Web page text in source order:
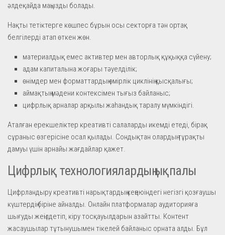
әлдеқайда маңызды болады.
Нақты тетіктерге көшпес бұрын осы секторға тән ортақ
белгілерді атап өткен жөн.
материалдық емес активтер мен авторлық құқыққа сүйену;
адам капиталына жоғары тәуелділік;
өнімдер мен форматтардың өмірлік циклінің қысқалығы;
аймақтың мәдени контексімен тығыз байланыс;
цифрлық арналар арқылы жаһандық таралу мүмкіндігі.
Аталған ерекшеліктер креативті салаларды икемді етеді, бірақ
сұраныс өзгерісіне осал қылады. Сондықтан олардың тұрақты
дамуы үшін арнайы жағдайлар қажет.
Цифрлық технологиялардың ықпалы
Цифрландыру креативті нарықтардың кеңеюіндегі негізгі қозғаушы
күштердің біріне айналды. Онлайн платформалар аудиторияға
шығуды жеңілдетіп, кіру тосқауылдарын азайтты. Контент
жасаушылар тұтынушымен тікелей байланыс орната алды. Бұл